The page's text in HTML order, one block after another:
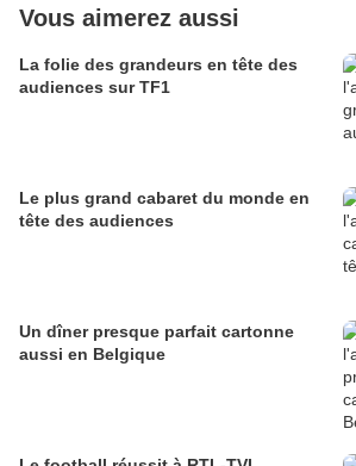
Vous aimerez aussi
La folie des grandeurs en tête des
audiences sur TF1
Le plus grand cabaret du monde en
tête des audiences
Un dîner presque parfait cartonne
aussi en Belgique